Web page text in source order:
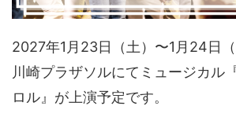
2027年1月23日（土）〜1月24日
川崎プラザソルにてミュージカル
ロル』が上演予定です。